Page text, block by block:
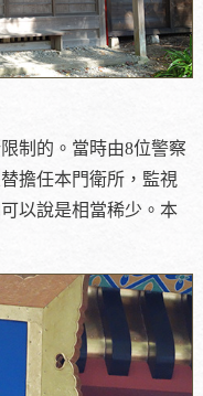
制的。當時由8位警察
擔任本門衛所，監視
以說是相當稀少。本